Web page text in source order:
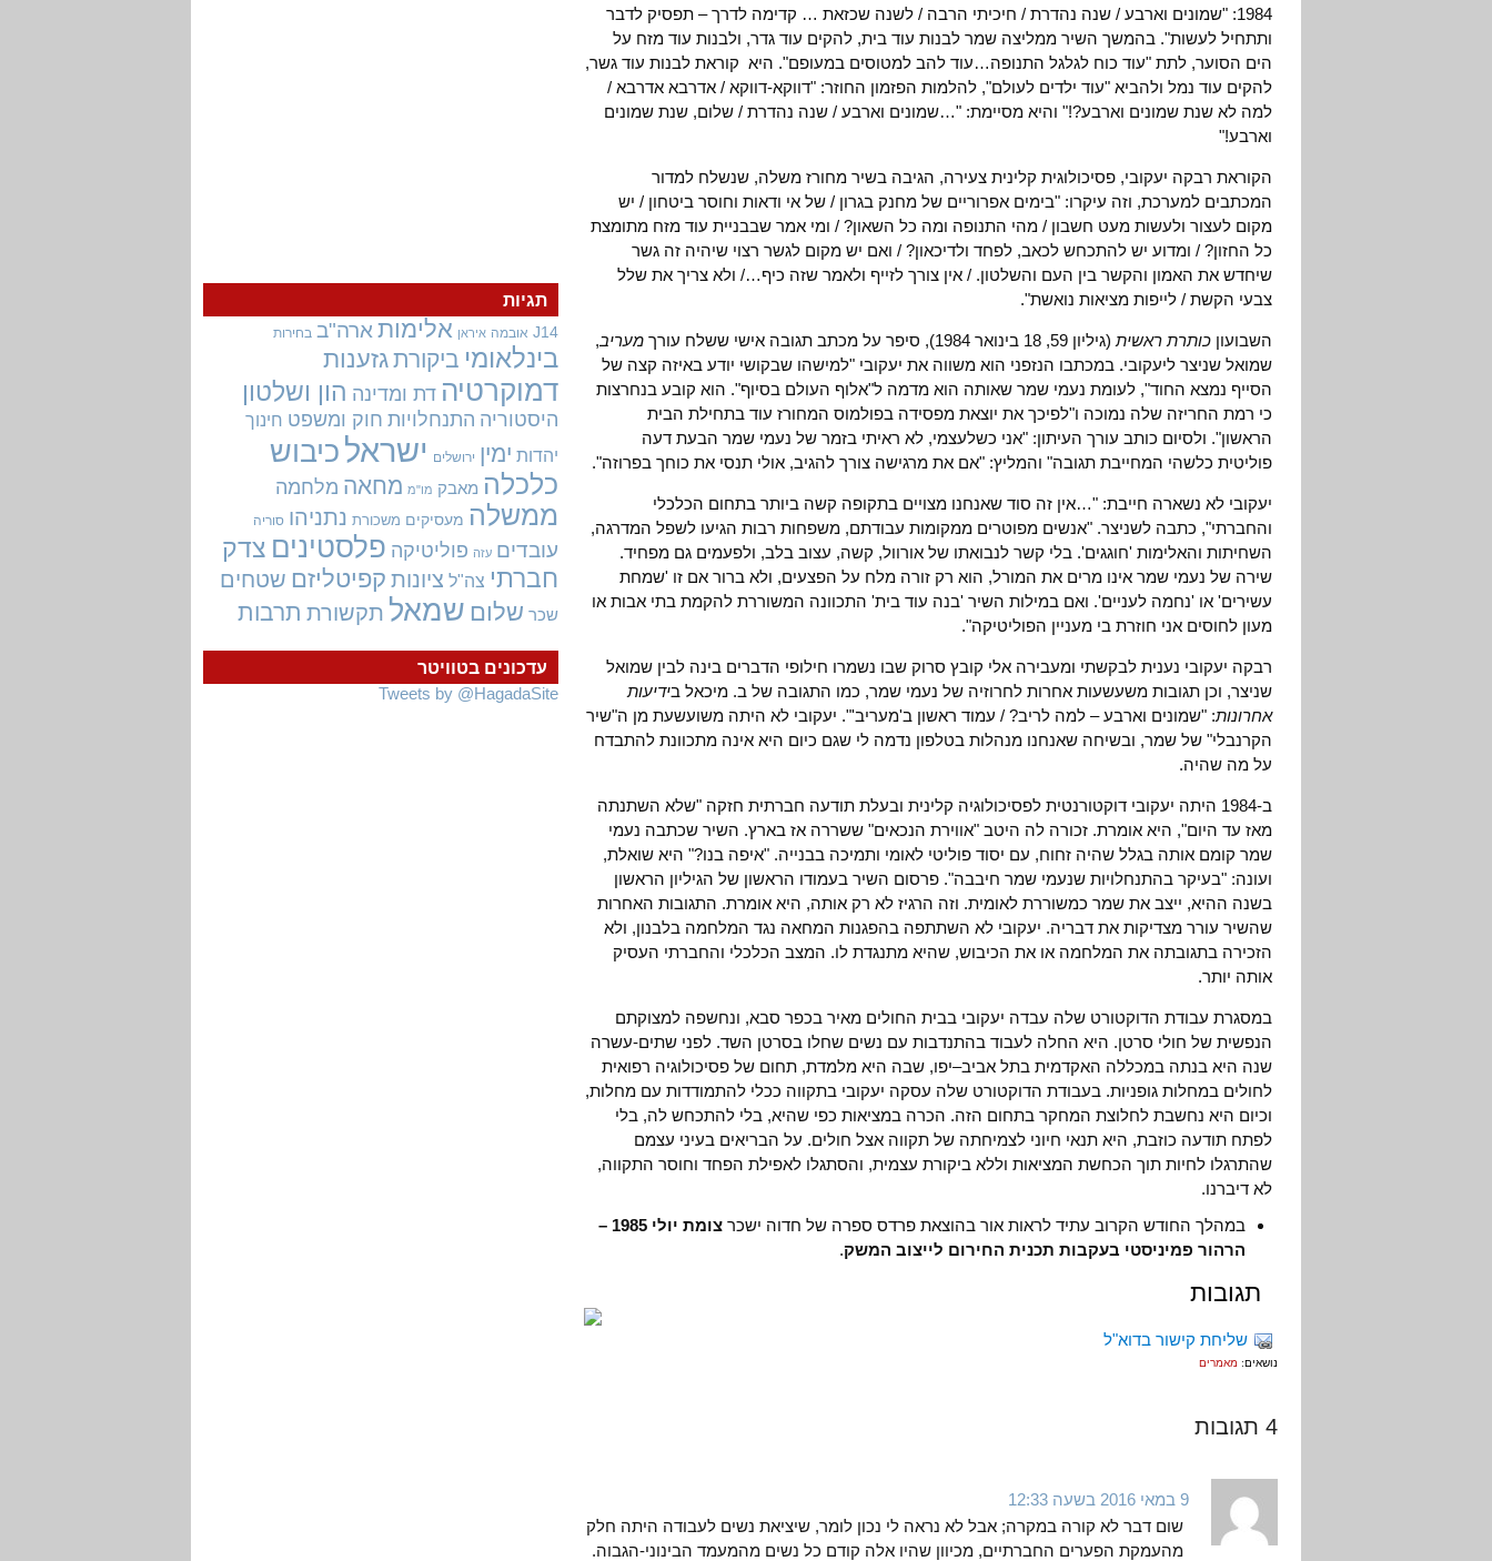
1984: "שמונים וארבע / שנה נהדרת / חיכיתי הרבה / לשנה שכזאת … קדימה לדרך – תפסיק לדבר
ותתחיל לעשות". בהמשך השיר ממליצה שמר לבנות עוד בית, להקים עוד גדר, ולבנות עוד מזח על
הים הסוער, לתת "עוד כוח לגלגל התנופה…עוד להב למטוסים במעופם". היא קוראת לבנות עוד גשר,
להקים עוד נמל ולהביא "עוד ילדים לעולם", להלמות הפזמון החוזר: "דווקא-דווקא / אדרבא אדרבא /
למה לא שנת שמונים וארבע?!" והיא מסיימת: "…שמונים וארבע / שנה נהדרת / שלום, שנת שמונים
וארבע!"
הקוראת רבקה יעקובי, פסיכולוגית קלינית צעירה, הגיבה בשיר מחורז משלה, שנשלח למדור
המכתבים למערכת, וזה עיקרו: "בימים אפרוריים של מחנק בגרון / של אי ודאות וחוסר ביטחון / יש
מקום לעצור ולעשות מעט חשבון / מהי התנופה ומה כל השאון? / ומי אמר שבבניית עוד מזח מתומצת
כל החזון? / ומדוע יש להתכחש לכאב, לפחד ולדיכאון? / ואם יש מקום לגשר רצוי שיהיה זה גשר
שיחדש את האמון והקשר בין העם והשלטון. / אין צורך לזייף ולאמר שזה כיף…/ ולא צריך את שלל
צבעי הקשת / לייפות מציאות נואשת".
השבועון כותרת ראשית (גיליון 59, 18 בינואר 1984), סיפר על מכתב תגובה אישי ששלח עורך מעריב,
שמואל שניצר ליעקובי. במכתבו הנזפני הוא משווה את יעקובי "למישהו שבקושי יודע באיזה קצה של
הסייף נמצא החוד", לעומת נעמי שמר שאותה הוא מדמה ל"אלוף העולם בסיוף". הוא קובע בנחרצות
כי רמת החריזה שלה נמוכה ו"לפיכך את יוצאת מפסידה בפולמוס המחורז עוד בתחילת הבית
הראשון". ולסיום כותב עורך העיתון: "אני כשלעצמי, לא ראיתי בזמר של נעמי שמר הבעת דעה
פוליטית כלשהי המחייבת תגובה" והמליץ: "אם את מרגישה צורך להגיב, אולי תנסי את כוחך בפרוזה".
יעקובי לא נשארה חייבת: "…אין זה סוד שאנחנו מצויים בתקופה קשה ביותר בתחום הכלכלי
והחברתי", כתבה לשניצר. "אנשים מפוטרים ממקומות עבודתם, משפחות רבות הגיעו לשפל המדרגה,
השחיתות והאלימות 'חוגגים'. בלי קשר לנבואתו של אורוול, קשה, עצוב בלב, ולפעמים גם מפחיד.
שירה של נעמי שמר אינו מרים את המורל, הוא רק זורה מלח על הפצעים, ולא ברור אם זו 'שמחת
עשירים' או 'נחמה לעניים'. ואם במילות השיר 'בנה עוד בית' התכוונה המשוררת להקמת בתי אבות או
מעון לחוסים אני חוזרת בי מעניין הפוליטיקה".
רבקה יעקובי נענית לבקשתי ומעבירה אלי קובץ סרוק שבו נשמרו חילופי הדברים בינה לבין שמואל
שניצר, וכן תגובות משעשעות אחרות לחרוזיה של נעמי שמר, כמו התגובה של ב. מיכאל בידיעות
אחרונות: "שמונים וארבע – למה לריב? / עמוד ראשון ב'מעריב'". יעקובי לא היתה משועשעת מן ה"שיר
הקרנבלי" של שמר, ובשיחה שאנחנו מנהלות בטלפון נדמה לי שגם כיום היא אינה מתכוונת להתבדח
על מה שהיה.
ב-1984 היתה יעקובי דוקטורנטית לפסיכולוגיה קלינית ובעלת תודעה חברתית חזקה "שלא השתנתה
מאז עד היום", היא אומרת. זכורה לה היטב "אווירת הנכאים" ששררה אז בארץ. השיר שכתבה נעמי
שמר קומם אותה בגלל שהיה זחוח, עם יסוד פוליטי לאומי ותמיכה בבנייה. "איפה בנו?" היא שואלת,
ועונה: "בעיקר בהתנחלויות שנעמי שמר חיבבה". פרסום השיר בעמודו הראשון של הגיליון הראשון
בשנה ההיא, ייצב את שמר כמשוררת לאומית. וזה הרגיז לא רק אותה, היא אומרת. התגובות האחרות
שהשיר עורר מצדיקות את דבריה. יעקובי לא השתתפה בהפגנות המחאה נגד המלחמה בלבנון, ולא
הזכירה בתגובתה את המלחמה או את הכיבוש, שהיא מתנגדת לו. המצב הכלכלי והחברתי העסיק
אותה יותר.
במסגרת עבודת הדוקטורט שלה עבדה יעקובי בבית החולים מאיר בכפר סבא, ונחשפה למצוקתם
הנפשית של חולי סרטן. היא החלה לעבוד בהתנדבות עם נשים שחלו בסרטן השד. לפני שתים-עשרה
שנה היא בנתה במכללה האקדמית בתל אביב–יפו, שבה היא מלמדת, תחום של פסיכולוגיה רפואית
לחולים במחלות גופניות. בעבודת הדוקטורט שלה עסקה יעקובי בתקווה ככלי להתמודדות עם מחלות,
וכיום היא נחשבת לחלוצת המחקר בתחום הזה. הכרה במציאות כפי שהיא, בלי להתכחש לה, בלי
לפתח תודעה כוזבת, היא תנאי חיוני לצמיחתה של תקווה אצל חולים. על הבריאים בעיני עצמם
שהתרגלו לחיות תוך הכחשת המציאות וללא ביקורת עצמית, והסתגלו לאפילת הפחד וחוסר התקווה,
לא דיברנו.
במהלך החודש הקרוב עתיד לראות אור בהוצאת פרדס ספרה של חדוה ישכר
צומת יולי 1985 –
הרהור פמיניסטי בעקבות תכנית החירום לייצוב המשק.
תגובות
שליחת קישור בדוא"ל
נושאים: מאמרים
4 תגובות
9 במאי 2016 בשעה 12:33
שום דבר לא קורה במקרה; אבל לא נראה לי נכון לומר, שיציאת נשים לעבודה היתה חלק
מהעמקת הפערים החברתיים, מכיוון שהיו אלה קודם כל נשים מהמעמד הבינוני-הגבוה.
עדכונים בטוויטר
Tweets by @HagadaSite
תגיות
J14 אובמה איראן אלימות ארה"ב בחירות
בינלאומי ביקורתגזענות
דמוקרטיה דת ומדינה הון ושלטון
היסטוריה התנחלויות חוק ומשפט חינוך
יהדות ימין ירושלים ישראל כיבוש
כלכלה מאבק מו"מ מחאה מלחמה
ממשלה מעסיקים משכורת נתניהו סוריה
עובדים עזה פוליטיקה פלסטינים צדק
חברתי צה"ל ציונות קפיטליזם שטחים
שכר שלום שמאל תקשורת תרבות